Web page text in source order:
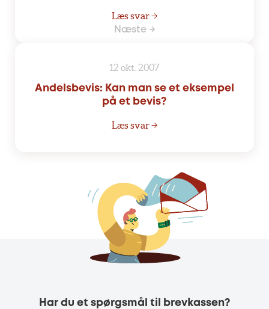
Læs svar →
Næste →
12 okt. 2007
Andelsbevis: Kan man se et eksempel
på et bevis?
Læs svar →
Har du et spørgsmål til brevkassen?